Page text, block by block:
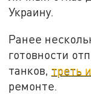
Украину.
Ранее
готовности
танков, треть
ремонте.